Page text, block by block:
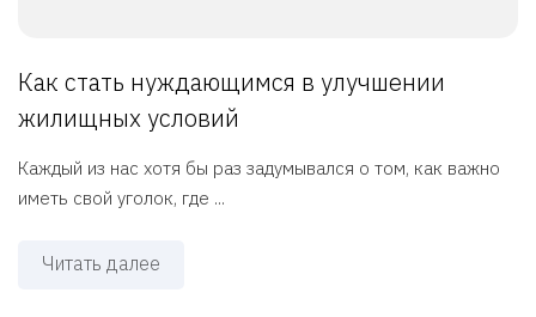
Как стать нуждающимся в улучшении
жилищных условий
Каждый из нас хотя бы раз задумывался о том, как важно
иметь свой уголок, где ...
Читать далее